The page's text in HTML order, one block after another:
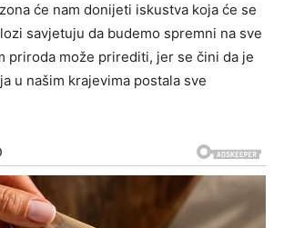
će nam donijeti iskustva koja će se
savjetuju da budemo spremni na sve
priroda može prirediti, jer se čini da je
u našim krajevima postala sve